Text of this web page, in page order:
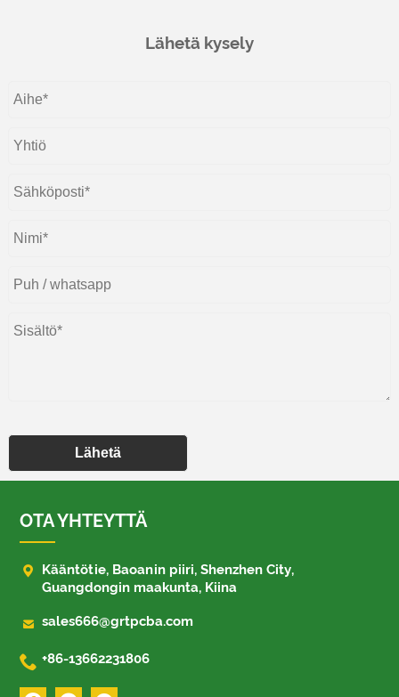
Lähetä kysely
Lähetä
OTA YHTEYTTÄ

Kääntötie, Baoanin piiri, Shenzhen City,
Guangdongin maakunta, Kiina
 sales666@grtpcba.com
 +86-13662231806